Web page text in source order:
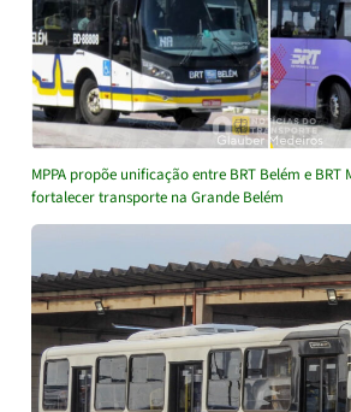
MPPA propõe unificação entre BRT Belém e
fortalecer transporte na Grande Belém